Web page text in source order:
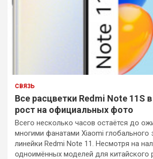
СВЯЗЬ
Все расцветки Redmi Note 11S
рост на официальных фото
Всего несколько часов остаётся до
многими фанатами Xiaomi глобального
линейки Redmi Note 11. Несмотря на
одноимённых моделей для китайского